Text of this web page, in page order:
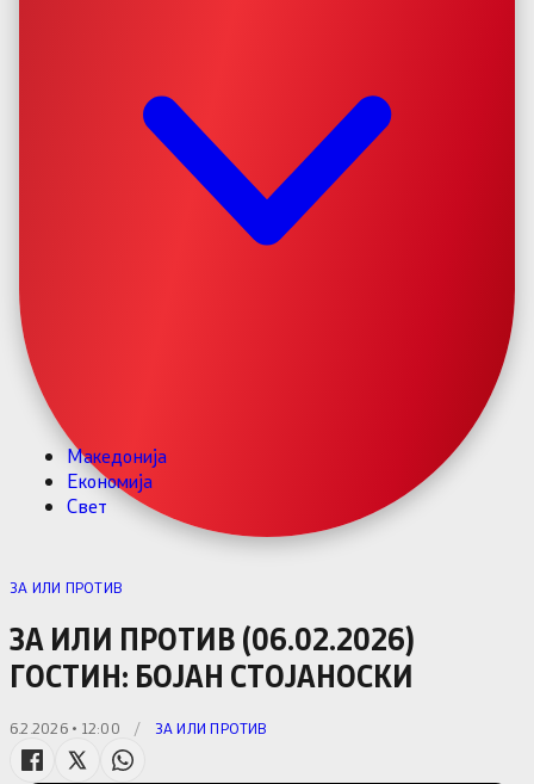
Македонија
Економија
Свет
ЗА ИЛИ ПРОТИВ
ЗА ИЛИ ПРОТИВ (06.02.2026)
ГОСТИН: БОЈАН СТОЈАНОСКИ
6.2.2026 • 12:00 / ЗА ИЛИ ПРОТИВ